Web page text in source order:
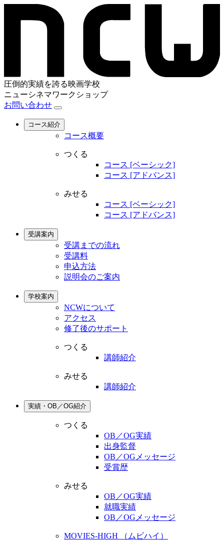
圧倒的実績を誇る映画学校
ニューシネマワークショップ
お問い合わせ
コース紹介
コース概要
つくる
コース [ベーシック]
コース [アドバンス]
みせる
コース [ベーシック]
コース [アドバンス]
受講案内
受講までの流れ
受講料
申込方法
説明会のご案内
学校案内
NCWについて
アクセス
修了後のサポート
つくる
講師紹介
みせる
講師紹介
実績・OB／OG紹介
つくる
OB／OG実績
出身監督
OB／OGメッセージ
受賞歴
みせる
OB／OG実績
就職実績
OB／OGメッセージ
MOVIES-HIGH （ムビハイ）